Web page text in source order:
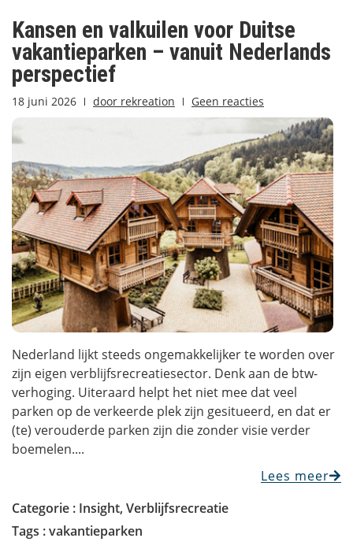
Kansen en valkuilen voor Duitse
vakantieparken – vanuit Nederlands
perspectief
18 juni 2026 door rekreation Geen reacties
Nederland lijkt steeds ongemakkelijker te worden over
zijn eigen verblijfsrecreatiesector. Denk aan de btw-
verhoging. Uiteraard helpt het niet mee dat veel
parken op de verkeerde plek zijn gesitueerd, en dat er
(te) verouderde parken zijn die zonder visie verder
boemelen....
Lees meer
Categorie : Insight, Verblijfsrecreatie
Tags :vakantieparken